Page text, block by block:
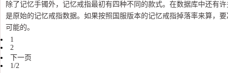
除了记忆手镯外，记忆戒指最初有四种不同的款式。在数据库中还有
是原始的记忆戒指数据。如果按照国服版本的记忆戒指掉落率来算，
可能的。
1
2
下一页
1/2